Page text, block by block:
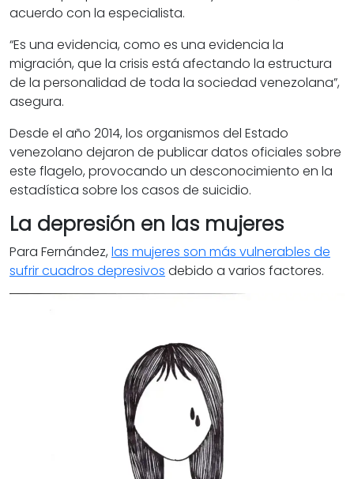
acuerdo con la especialista.
“Es una evidencia, como es una evidencia la
migración, que la crisis está afectando la estructura
de la personalidad de toda la sociedad venezolana”,
asegura.
Desde el año 2014, los organismos del Estado
venezolano dejaron de publicar datos oficiales sobre
este flagelo, provocando un desconocimiento en la
estadística sobre los casos de suicidio.
La depresión en las mujeres
Para Fernández, las mujeres son más vulnerables de
sufrir cuadros depresivos debido a varios factores.